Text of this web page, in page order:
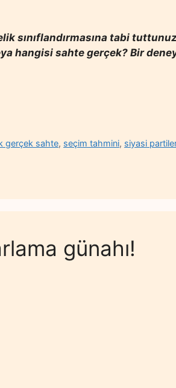
sınıflandırmasına tabi
hangisi sahte gerçek? Bir
gerçek sahte, seçim tahmini, siyasi
günahı!